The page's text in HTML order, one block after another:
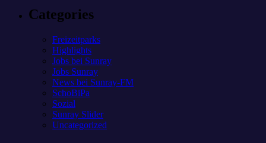
Categories
Freizeitparks
Highlights
Jobs bei Sunray
Jobs Sunray
News bei Sunray-FM
SchoBiPa
Sozial
Sunray Slider
Uncategorized